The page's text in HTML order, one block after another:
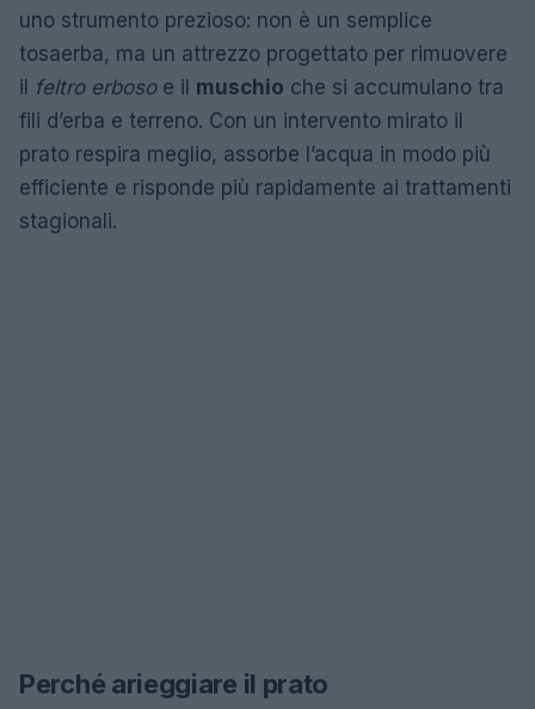
uno strumento prezioso: non è un semplice
tosaerba, ma un attrezzo progettato per rimuovere
il feltro erbosoe il muschio che si accumulano tra
fili d’erba e terreno. Con un intervento mirato il
prato respira meglio, assorbe l’acqua in modo più
efficiente e risponde più rapidamente ai trattamenti
stagionali.
Perché arieggiare il prato